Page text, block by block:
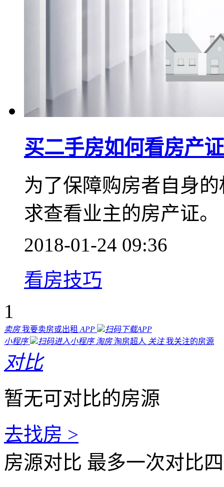
买二手房如何看房产
为了保障购房者自身
求查看业主的房产证。
2018-01-24 09:36
看房技巧
1
卖房 我要卖房或出租 APP
扫码下载APP
小程序
扫码进入小程序 淘房 淘房超人 关注 我关注的房源
对比
暂无可对比的房源
去找房 >
房源对比 最多一次对比